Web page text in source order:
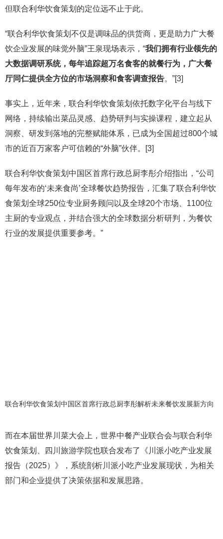
但联合利华饮食策划的定位远不止于此。
“联合利华饮食策划不仅是调味品的供货商，更是助力广大餐
饮企业发展的味觉外脑”王泉现场表示，“我们拥有行业领先的
大数据调研系统，每年追踪超万名食客的就餐行为，广大餐
厅同仁提供全方位的市场洞察和食客调查报告。”[3]
事实上，近年来，联合利华饮食策划依托数字化平台与线下
网络，持续输出菜品灵感、趋势研判与实操课程，建立起从
洞察、研发到落地的完整赋能体系，已成为全国超过800个城
市的近百万家客户可信赖的“外脑”伙伴。[3]
联合利华饮食策划中国区首席行政总厨李彤介绍指出，“公司
每年发布的‘未来食尚’全球餐饮趋势报告，汇集了联合利华饮
食策划全球250位专业厨务顾问以及全球20个市场、1100位
主厨的专业观点，并结合强大的全球数据分析研判，为餐饮
行业的发展提供重要参考。”
联合利华饮食策划中国区首席行政总厨李彤解析未来餐饮发展新方向
而在本届世界川菜大会上，世界中餐产业联合会与联合利华
饮食策划、四川旅游学院也联合发布了《川派小吃产业发展
报告（2025）》，系统剖析川派小吃产业发展现状，为相关
部门和企业提供了决策依据和发展思路。